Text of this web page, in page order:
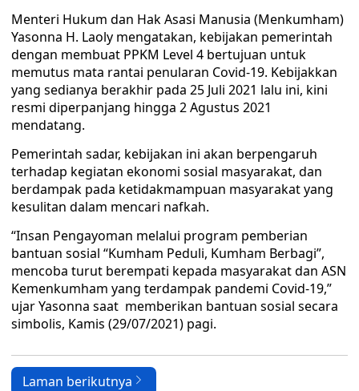
Menteri Hukum dan Hak Asasi Manusia (Menkumham)
Yasonna H. Laoly mengatakan, kebijakan pemerintah
dengan membuat PPKM Level 4 bertujuan untuk
memutus mata rantai penularan Covid-19. Kebijakkan
yang sedianya berakhir pada 25 Juli 2021 lalu ini, kini
resmi diperpanjang hingga 2 Agustus 2021
mendatang.
Pemerintah sadar, kebijakan ini akan berpengaruh
terhadap kegiatan ekonomi sosial masyarakat, dan
berdampak pada ketidakmampuan masyarakat yang
kesulitan dalam mencari nafkah.
“Insan Pengayoman melalui program pemberian
bantuan sosial “Kumham Peduli, Kumham Berbagi”,
mencoba turut berempati kepada masyarakat dan ASN
Kemenkumham yang terdampak pandemi Covid-19,”
ujar Yasonna saat memberikan bantuan sosial secara
simbolis, Kamis (29/07/2021) pagi.
Laman berikutnya